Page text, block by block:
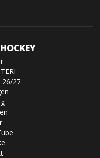
26/27